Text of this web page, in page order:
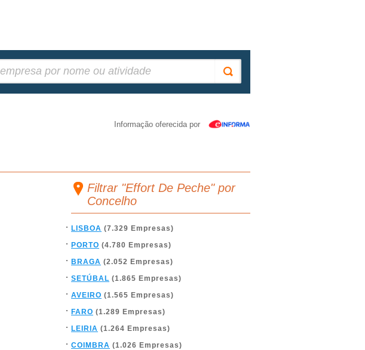
Informação oferecida por
Filtrar "Effort De Peche" por
Concelho
LISBOA (7.329 Empresas)
PORTO (4.780 Empresas)
BRAGA (2.052 Empresas)
SETÚBAL (1.865 Empresas)
AVEIRO (1.565 Empresas)
FARO (1.289 Empresas)
LEIRIA (1.264 Empresas)
COIMBRA (1.026 Empresas)